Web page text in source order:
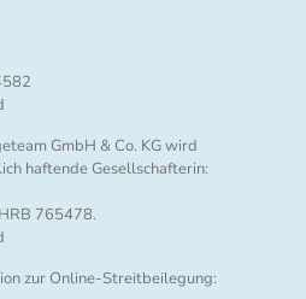
GmbH & Co. KG wird
haftende Gesellschafterin:
765478.
zur Online-Streitbeilegung: